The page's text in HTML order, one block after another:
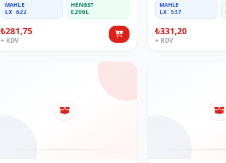
MAHLE
LX 622
HENGST
E206L
₺281,75
+ KDV
MAHLE
LX 537
₺331,20
+ KDV